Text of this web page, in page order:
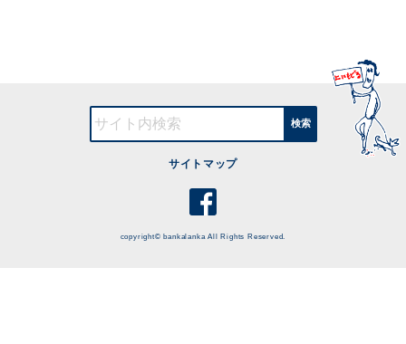
検索
サイトマップ
copyright© bankalanka All Rights Reserved.